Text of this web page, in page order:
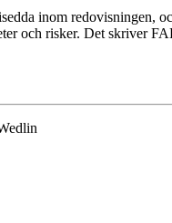
inom redovisningen,
och risker. Det skriver